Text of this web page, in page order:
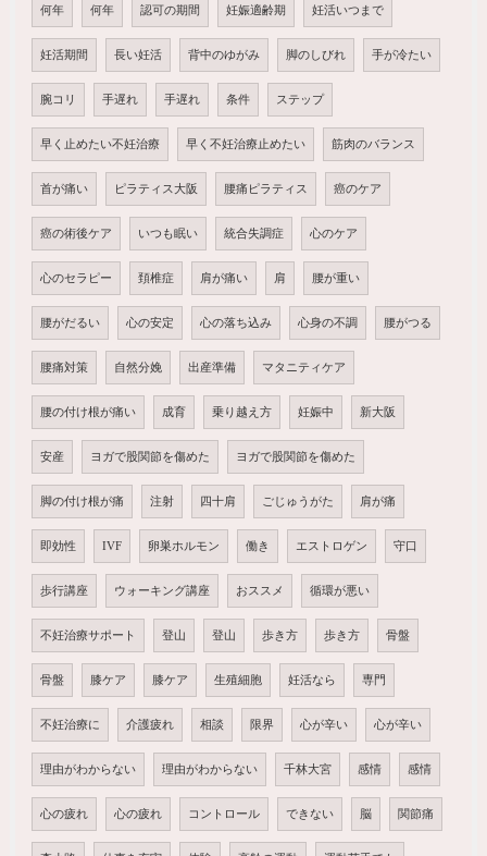
何年 何年 認可の期間 妊娠適齢期 妊活いつまで
妊活期間 長い妊活 背中のゆがみ 脚のしびれ 手が冷たい
腕コリ 手遅れ 手遅れ 条件 ステップ
早く止めたい不妊治療 早く不妊治療止めたい 筋肉のバランス
首が痛い ピラティス大阪 腰痛ピラティス 癌のケア
癌の術後ケア いつも眠い 統合失調症 心のケア
心のセラピー 頚椎症 肩が痛い 肩 腰が重い
腰がだるい 心の安定 心の落ち込み 心身の不調 腰がつる
腰痛対策 自然分娩 出産準備 マタニティケア
腰の付け根が痛い 成育 乗り越え方 妊娠中 新大阪
安産 ヨガで股関節を傷めた ヨガで股関節を傷めた
脚の付け根が痛 注射 四十肩 ごじゅうがた 肩が痛
即効性 IVF 卵巣ホルモン 働き エストロゲン 守口
歩行講座 ウォーキング講座 おススメ 循環が悪い
不妊治療サポート 登山 登山 歩き方 歩き方 骨盤
骨盤 膝ケア 膝ケア 生殖細胞 妊活なら 専門
不妊治療に 介護疲れ 相談 限界 心が辛い 心が辛い
理由がわからない 理由がわからない 千林大宮 感情 感情
心の疲れ 心の疲れ コントロール できない 脳 関節痛